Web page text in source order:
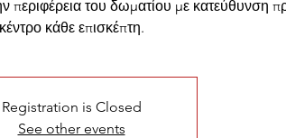
περιφέρεια του δωματίου με κατεύθυνση
κέντρο κάθε επισκέπτη.
Registration is Closed
See other events